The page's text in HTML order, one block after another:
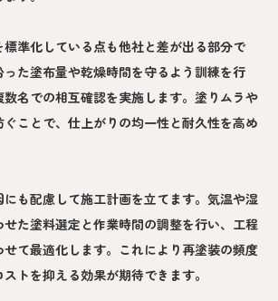
準化している点も他社と差が出る部分で
た塗布量や乾燥時間を守るよう訓練を行
名での相互確認を実施します。塗りムラや
ことで、仕上がりの均一性と耐久性を高め
も配慮して施工計画を立てます。気温や湿
た塗料選定と作業時間の調整を行い、工程
て最適化します。これにより再塗装の頻度
トを抑える効果が期待できます。